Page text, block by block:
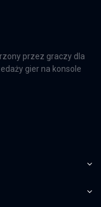
przez graczy dla
gier na konsole